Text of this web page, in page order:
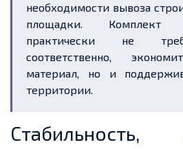
необходимости вывоза
площадки. Комплект
практически не
соответственно,
материал, но и
территории.
Стабильность,